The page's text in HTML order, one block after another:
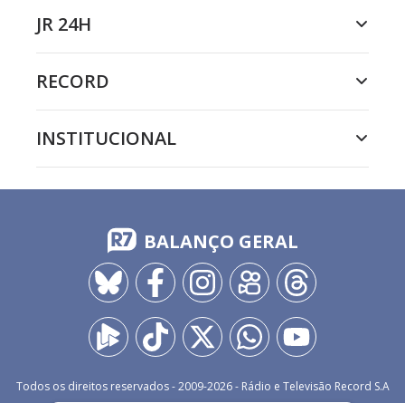
JR 24H
RECORD
INSTITUCIONAL
BALANÇO GERAL
Todos os direitos reservados - 2009-2026- Rádio e Televisão Record S.A